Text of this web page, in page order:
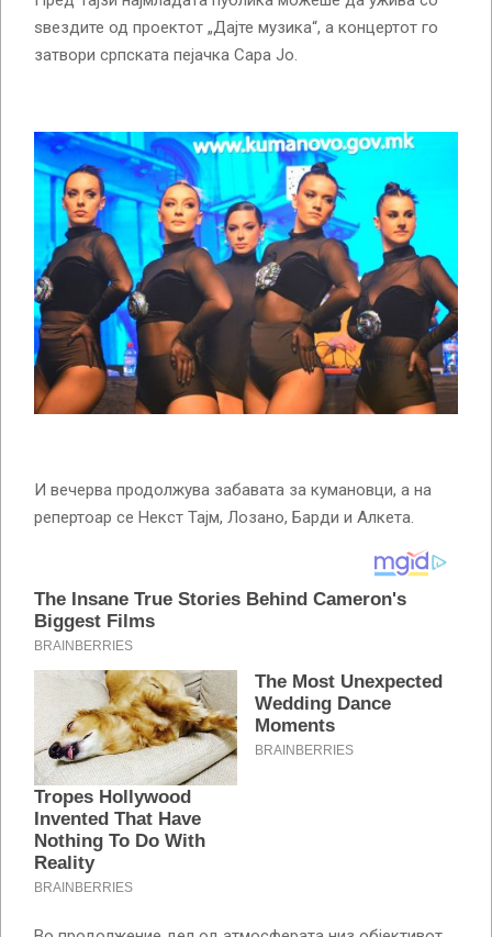
ѕвездите од проектот „Дајте музика“, а концертот го
затвори српската пејачка Сара Јо.
И вечерва продолжува забавата за кумановци, а на
репертоар се Некст Тајм, Лозано, Барди и Алкета.